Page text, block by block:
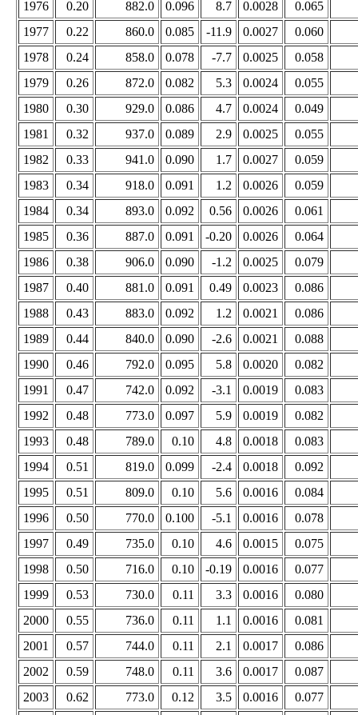
1976 0.20 882.0 0.096 8.7 0.0028
0.065
1977
0.22 860.0 0.085 -11.9 0.0027
0.060
1978
0.24 858.0 0.078 -7.7 0.0025
0.058
1979
0.26 872.0 0.082 5.3 0.0024
0.055
1980
0.30 929.0 0.086 4.7 0.0024
0.049
1981
0.32 937.0 0.089 2.9 0.0025
0.055
1982
0.33 941.0 0.090 1.7 0.0027
0.059
1983
0.34 918.0 0.091 1.2 0.0026
0.059
1984
0.34 893.0 0.092 0.56 0.0026
0.061
1985
0.36 887.0 0.091 -0.20 0.0026
0.064
1986
0.38 906.0 0.090 -1.2 0.0025
0.079
1987
0.40 881.0 0.091 0.49 0.0023
0.086
1988
0.43 883.0 0.092 1.2 0.0021
0.086
1989
0.44 840.0 0.090 -2.6 0.0021
0.088
1990
0.46 792.0 0.095 5.8 0.0020
0.082
1991
0.47 742.0 0.092 -3.1 0.0019
0.083
1992
0.48 773.0 0.097 5.9 0.0019
0.082
1993
0.48 789.0 0.10 4.8 0.0018
0.083
1994
0.51 819.0 0.099 -2.4 0.0018
0.092
1995
0.51 809.0 0.10 5.6 0.0016
0.084
1996
0.50 770.0 0.100 -5.1 0.0016
0.078
1997
0.49 735.0 0.10 4.6 0.0015
0.075
1998
0.50 716.0 0.10 -0.19 0.0016
0.077
1999
0.53 730.0 0.11 3.3 0.0016
0.080
2000
0.55 736.0 0.11 1.1 0.0016
0.081
2001
0.57 744.0 0.11 2.1 0.0017
0.086
2002
0.59 748.0 0.11 3.6 0.0017
0.087
2003
0.62 773.0 0.12 3.5 0.0016
0.077